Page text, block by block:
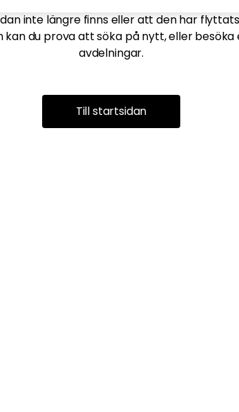
inte längre finns eller att den har
kan du prova att söka på nytt, eller
avdelningar.
Till startsidan